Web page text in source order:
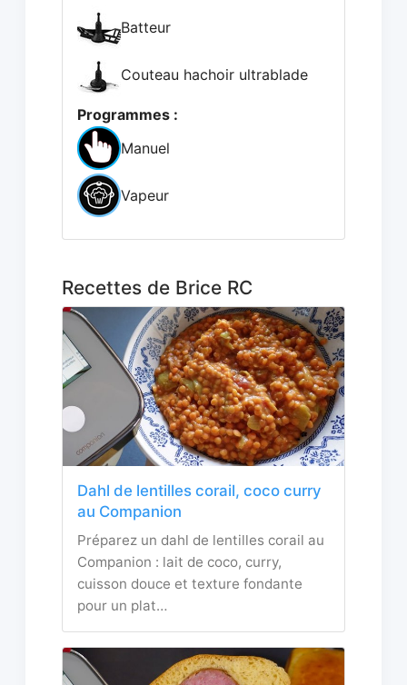
Batteur
Couteau hachoir ultrablade
Programmes :
Manuel
Vapeur
Recettes de Brice RC
Dahl de lentilles corail, coco curry
au Companion
Préparez un dahl de lentilles corail au
Companion : lait de coco, curry,
cuisson douce et texture fondante
pour un plat…